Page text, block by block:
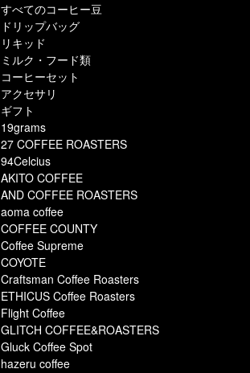
すべてのコーヒー豆
ドリップバッグ
リキッド
ミルク・フード類
コーヒーセット
アクセサリ
ギフト
19grams
27 COFFEE ROASTERS
94Celcius
AKITO COFFEE
AND COFFEE ROASTERS
aoma coffee
COFFEE COUNTY
Coffee Supreme
COYOTE
Craftsman Coffee Roasters
ETHICUS Coffee Roasters
Flight Coffee
GLITCH COFFEE&ROASTERS
Gluck Coffee Spot
hazeru coffee